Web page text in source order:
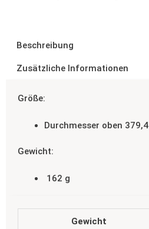
Beschreibung
Zusätzliche Informationen
Größe:
Durchmesser oben 379,4
Gewicht:
162 g
Gewicht